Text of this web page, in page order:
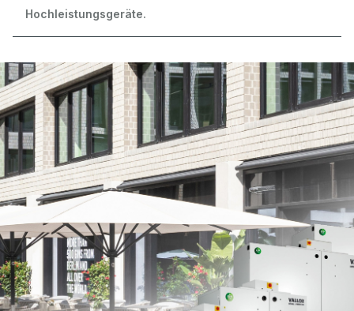
Hochleistungsgeräte.